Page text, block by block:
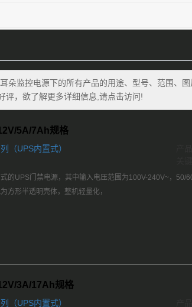
朵监控电源下的所有产品的用途、型号、范围、
评，欲了解更多详细信息,请点击访问!
5A/7Ah规格
（UPS内置式）
的UPS门禁电源，其中输入电压范围为100V-240V~，
方形半透明壳体，整机轻量化，
3A/17Ah规格
（UPS内置式）